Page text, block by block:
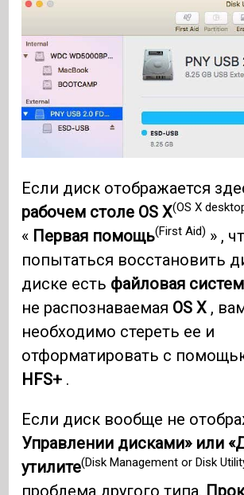
Если диск отображается
рабочем столе OS X(OS X
« Первая помощь(First Aid) » ,
попытаться восстановить
диске есть файловая
не распознаваемая OS X ,
необходимо стереть ее и
отформатировать с
HFS+ .
Если диск вообще не
Управлении дисками» или
утилите(Disk Management or Disk
проблема другого типа.